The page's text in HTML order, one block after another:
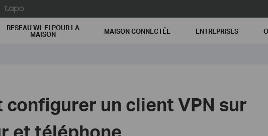
RESEAU WI-FI POUR LA
MAISON MAISON CONNECTÉE ENTREPRISES
configurer un client VPN sur
et téléphone